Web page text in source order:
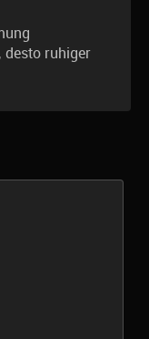
desto ruhiger